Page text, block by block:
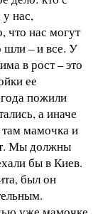
у нас,
что нас могут
шли – и все. У
в рост – это
ее
пожили
а иначе
мамочка и
Мы должны
бы в Киев.
был он